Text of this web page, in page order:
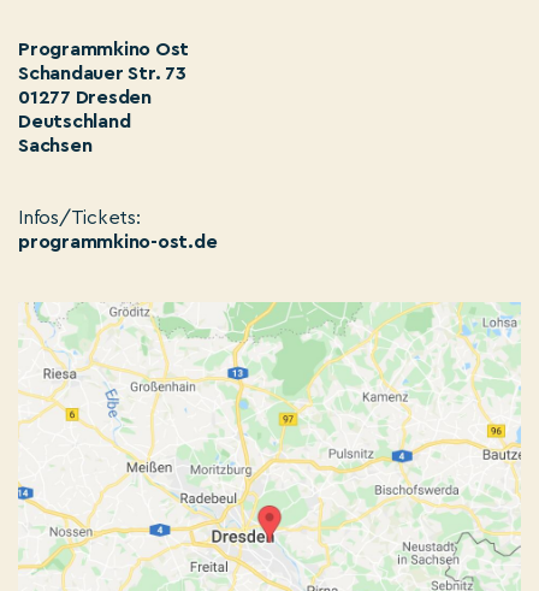
Programmkino Ost
Schandauer Str. 73
01277 Dresden
Deutschland
Sachsen
Infos/Tickets:
programmkino-ost.de